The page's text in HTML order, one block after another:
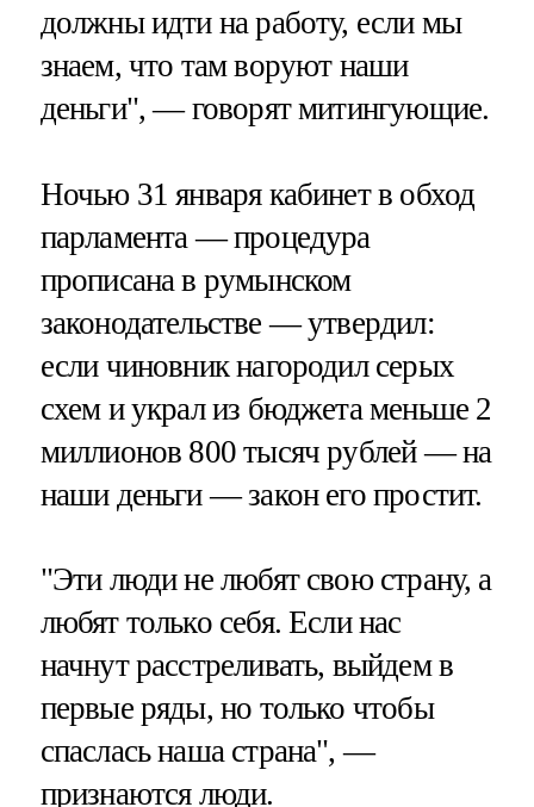
должны идти на работу, если мы
знаем, что там воруют наши
деньги", — говорят митингующие.
Ночью 31 января кабинет в обход
парламента — процедура
прописана в румынском
законодательстве — утвердил:
если чиновник нагородил серых
схем и украл из бюджета меньше 2
миллионов 800 тысяч рублей — на
наши деньги — закон его простит.
"Эти люди не любят свою страну, а
любят только себя. Если нас
начнут расстреливать, выйдем в
первые ряды, но только чтобы
спаслась наша страна", —
признаются люди.